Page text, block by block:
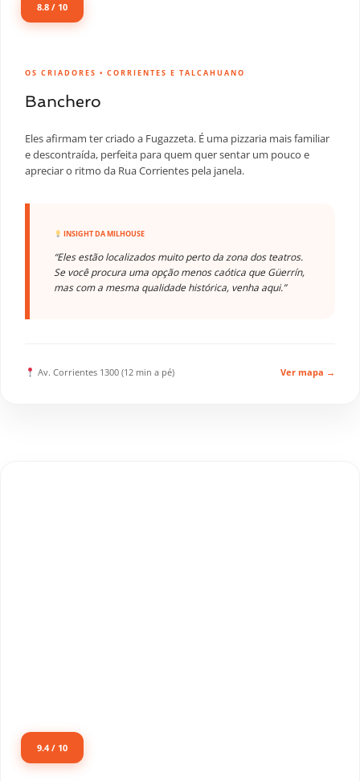
8.8 / 10
OS CRIADORES • CORRIENTES E TALCAHUANO
Banchero
Eles afirmam ter criado a Fugazzeta. É uma pizzaria mais familiar
e descontraída, perfeita para quem quer sentar um pouco e
apreciar o ritmo da Rua Corrientes pela janela.
INSIGHT DA MILHOUSE
“Eles estão localizados muito perto da zona dos teatros.
Se você procura uma opção menos caótica que Güerrín,
mas com a mesma qualidade histórica, venha aqui.”
Av. Corrientes 1300 (12 min a pé) Ver mapa →
9.4 / 10